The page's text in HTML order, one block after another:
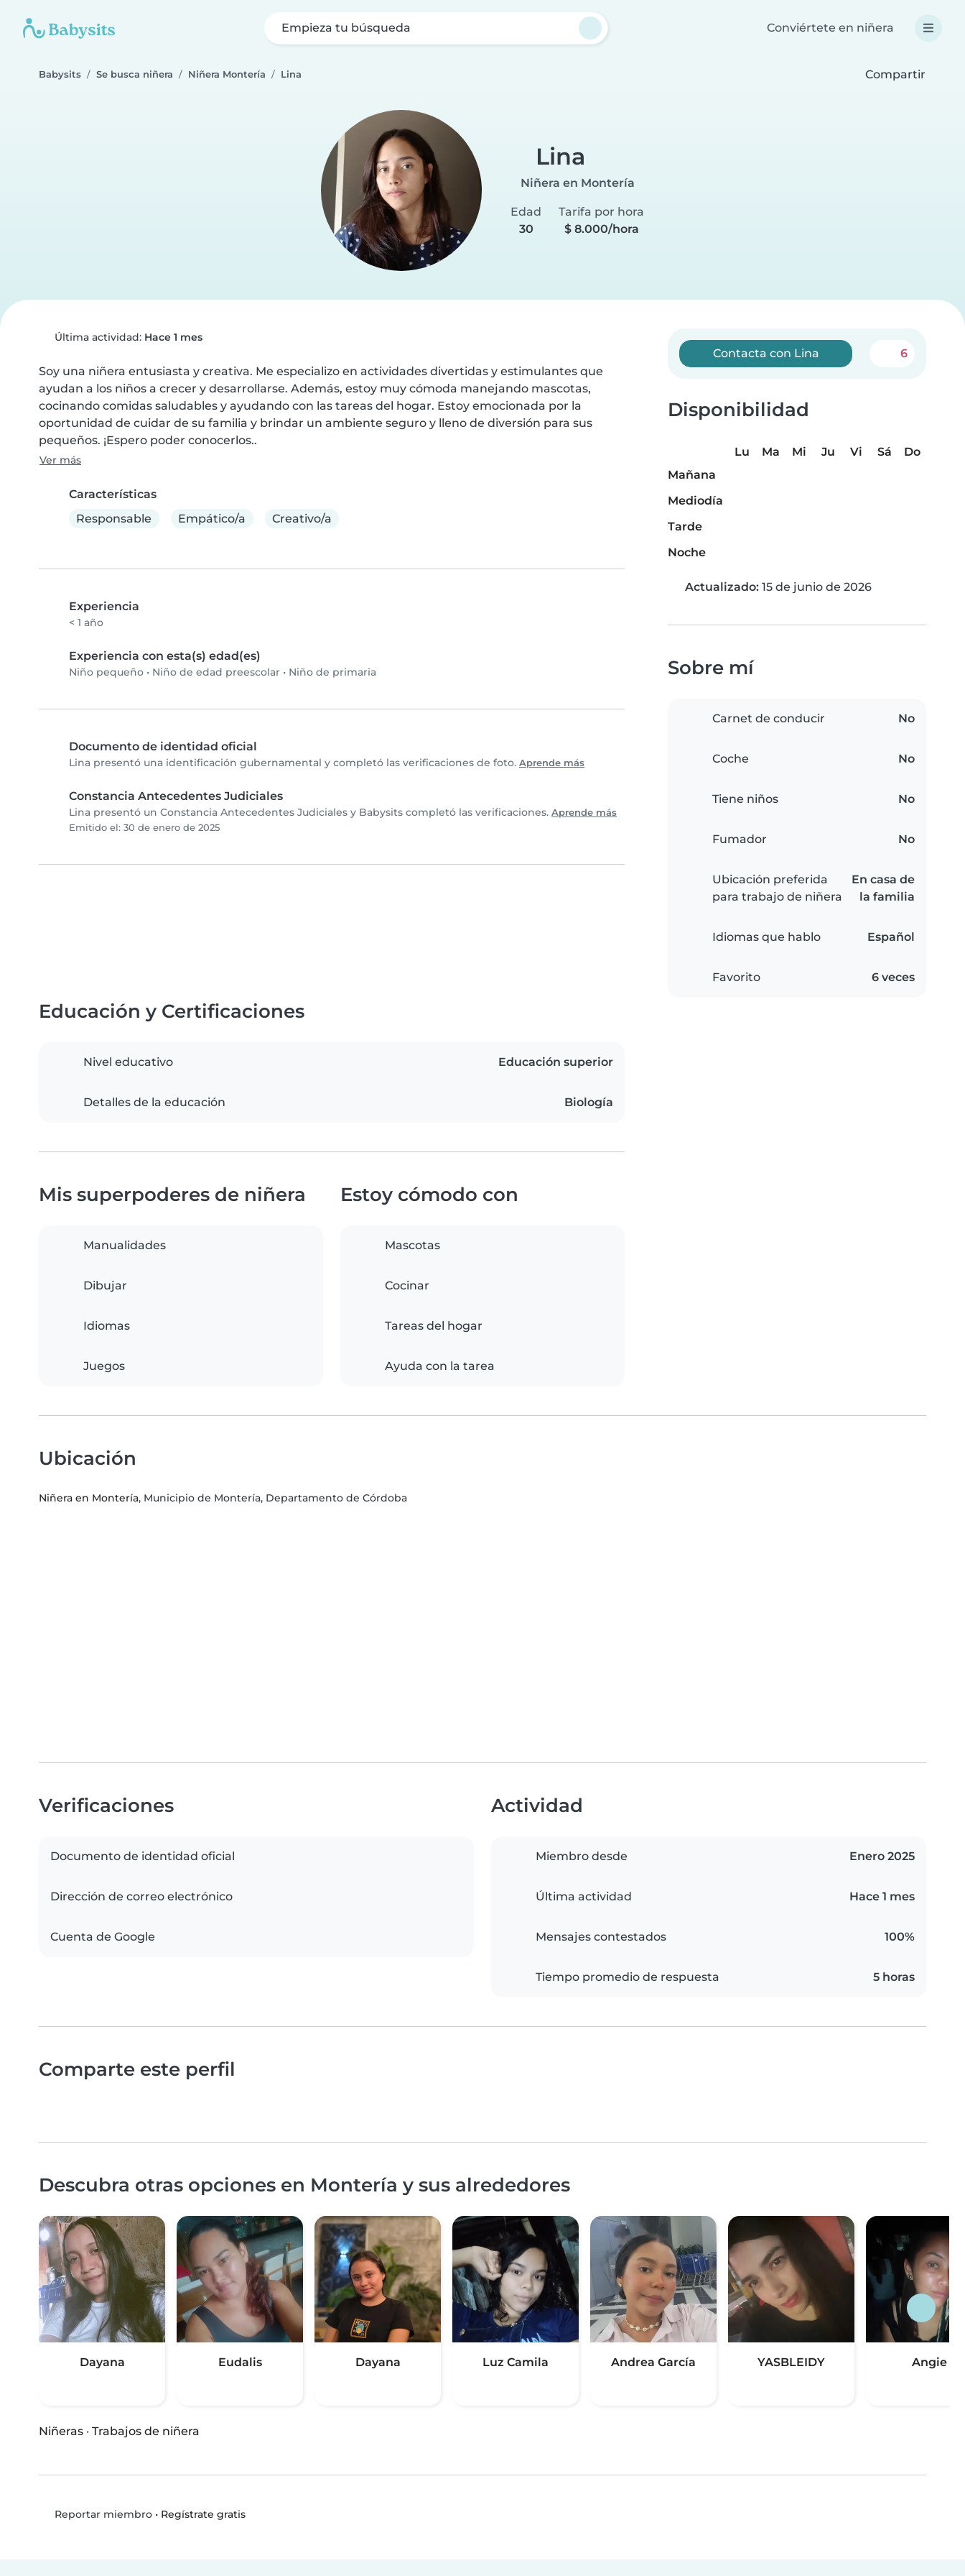
Empieza tu búsqueda Conviértete en niñera
Babysits Se busca niñera Niñera Montería Lina Compartir
Lina
Niñera en Montería
Edad
30
Tarifa por hora
$ 8.000/hora
Última actividad: Hace 1 mes
Soy una niñera entusiasta y creativa. Me especializo en actividades divertidas y estimulantes que
ayudan a los niños a crecer y desarrollarse. Además, estoy muy cómoda manejando mascotas,
cocinando comidas saludables y ayudando con las tareas del hogar. Estoy emocionada por la
oportunidad de cuidar de su familia y brindar un ambiente seguro y lleno de diversión para sus
pequeños. ¡Espero poder conocerlos..
Ver más
Características
Responsable
Empático/a Creativo/a
Experiencia
< 1 año
Experiencia con esta(s) edad(es)
Niño pequeño • Niño de edad preescolar • Niño de primaria
Documento de identidad oficial
Lina presentó una identificación gubernamental y completó las verificaciones de foto. Aprende más
Constancia Antecedentes Judiciales
Lina presentó un Constancia Antecedentes Judiciales y Babysits completó las verificaciones. Aprende más
Emitido el: 30 de enero de 2025
Contacta con Lina 6
Disponibilidad
Lu Ma Mi Ju Vi Sá
Do
Mañana
Mediodía
Tarde
Noche
Actualizado: 15 de junio de 2026
Sobre mí
Carnet de conducir No
Coche No
Tiene niños No
Fumador No
Ubicación preferida
para trabajo de niñera
En casa de
la familia
Idiomas que hablo Español
Favorito 6 veces
Educación y Certificaciones
Nivel educativo Educación superior
Detalles de la educación Biología
Mis superpoderes de niñera
Manualidades
Dibujar
Idiomas
Juegos
Estoy cómodo con
Mascotas
Cocinar
Tareas del hogar
Ayuda con la tarea
Ubicación
Niñera en Montería, Municipio de Montería, Departamento de Córdoba
Verificaciones
Documento de identidad oficial
Dirección de correo electrónico
Cuenta de Google
Actividad
Miembro desde Enero 2025
Última actividad Hace 1 mes
Mensajes contestados 100%
Tiempo promedio de respuesta 5 horas
Comparte este perfil
Descubra otras opciones en Montería y sus alrededores
Dayana Eudalis Dayana Luz Camila Andrea García YASBLEIDY Angie
Niñeras · Trabajos de niñera
Reportar miembro• Regístrate gratis